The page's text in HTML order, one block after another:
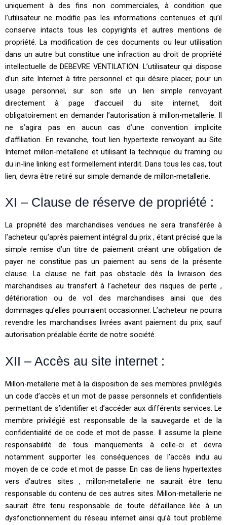
uniquement à des fins non commerciales, à condition que
l’utilisateur ne modifie pas les informations contenues et qu’il
conserve intacts tous les copyrights et autres mentions de
propriété. La modification de ces documents ou leur utilisation
dans un autre but constitue une infraction au droit de propriété
intellectuelle de DEBEVRE VENTILATION. L’utilisateur qui dispose
d’un site Internet à titre personnel et qui désire placer, pour un
usage personnel, sur son site un lien simple renvoyant
directement à page d’accueil du site internet, doit
obligatoirement en demander l’autorisation à millon-metallerie. Il
ne s’agira pas en aucun cas d’une convention implicite
d’affiliation. En revanche, tout lien hypertexte renvoyant au Site
Internet millon-metallerie et utilisant la technique du framing ou
du in-line linking est formellement interdit. Dans tous les cas, tout
lien, devra être retiré sur simple demande de millon-metallerie.
XI – Clause de réserve de propriété :
La propriété des marchandises vendues ne sera transférée à
l’acheteur qu’après paiement intégral du prix , étant précisé que la
simple remise d’un titre de paiement créant une obligation de
payer ne constitue pas un paiement au sens de la présente
clause. La clause ne fait pas obstacle dès la livraison des
marchandises au transfert à l’acheteur des risques de perte ,
détérioration ou de vol des marchandises ainsi que des
dommages qu’elles pourraient occasionner. L’acheteur ne pourra
revendre les marchandises livrées avant paiement du prix, sauf
autorisation préalable écrite de notre société.
XII – Accès au site internet :
Millon-metallerie met à la disposition de ses membres privilégiés
un code d’accès et un mot de passe personnels et confidentiels
permettant de s’identifier et d’accéder aux différents services. Le
membre privilégié est responsable de la sauvegarde et de la
confidentialité de ce code et mot de passe. Il assume la pleine
responsabilité de tous manquements à celle-ci et devra
notamment supporter les conséquences de l’accès indu au
moyen de ce code et mot de passe. En cas de liens hypertextes
vers d’autres sites , millon-metallerie ne saurait être tenu
responsable du contenu de ces autres sites. Millon-metallerie ne
saurait être tenu responsable de toute défaillance liée à un
dysfonctionnement du réseau internet ainsi qu’à tout problème